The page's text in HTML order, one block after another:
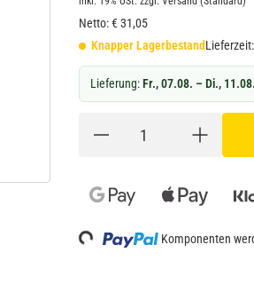
Netto:€31,05
Knapper LagerbestandLieferzeit:
Lieferung:Fr., 07.08. – Di., 11.08.
Loading... Komponenten